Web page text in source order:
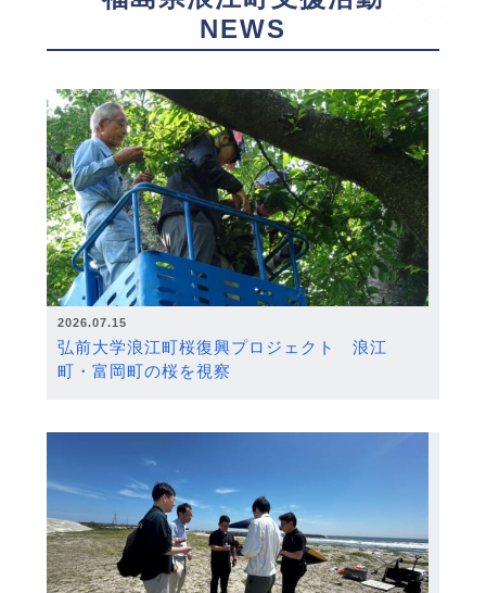
NEWS
2026.07.15
弘前大学浪江町桜復興プロジェクト 浪江
町・富岡町の桜を視察